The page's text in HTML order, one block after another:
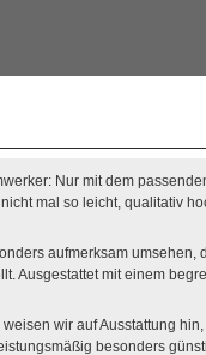
Nur mit dem
mal so leicht, qualitativ
aufmerksam umsehen,
Ausgestattet mit einem
weisen wir auf Ausstattung
besonders